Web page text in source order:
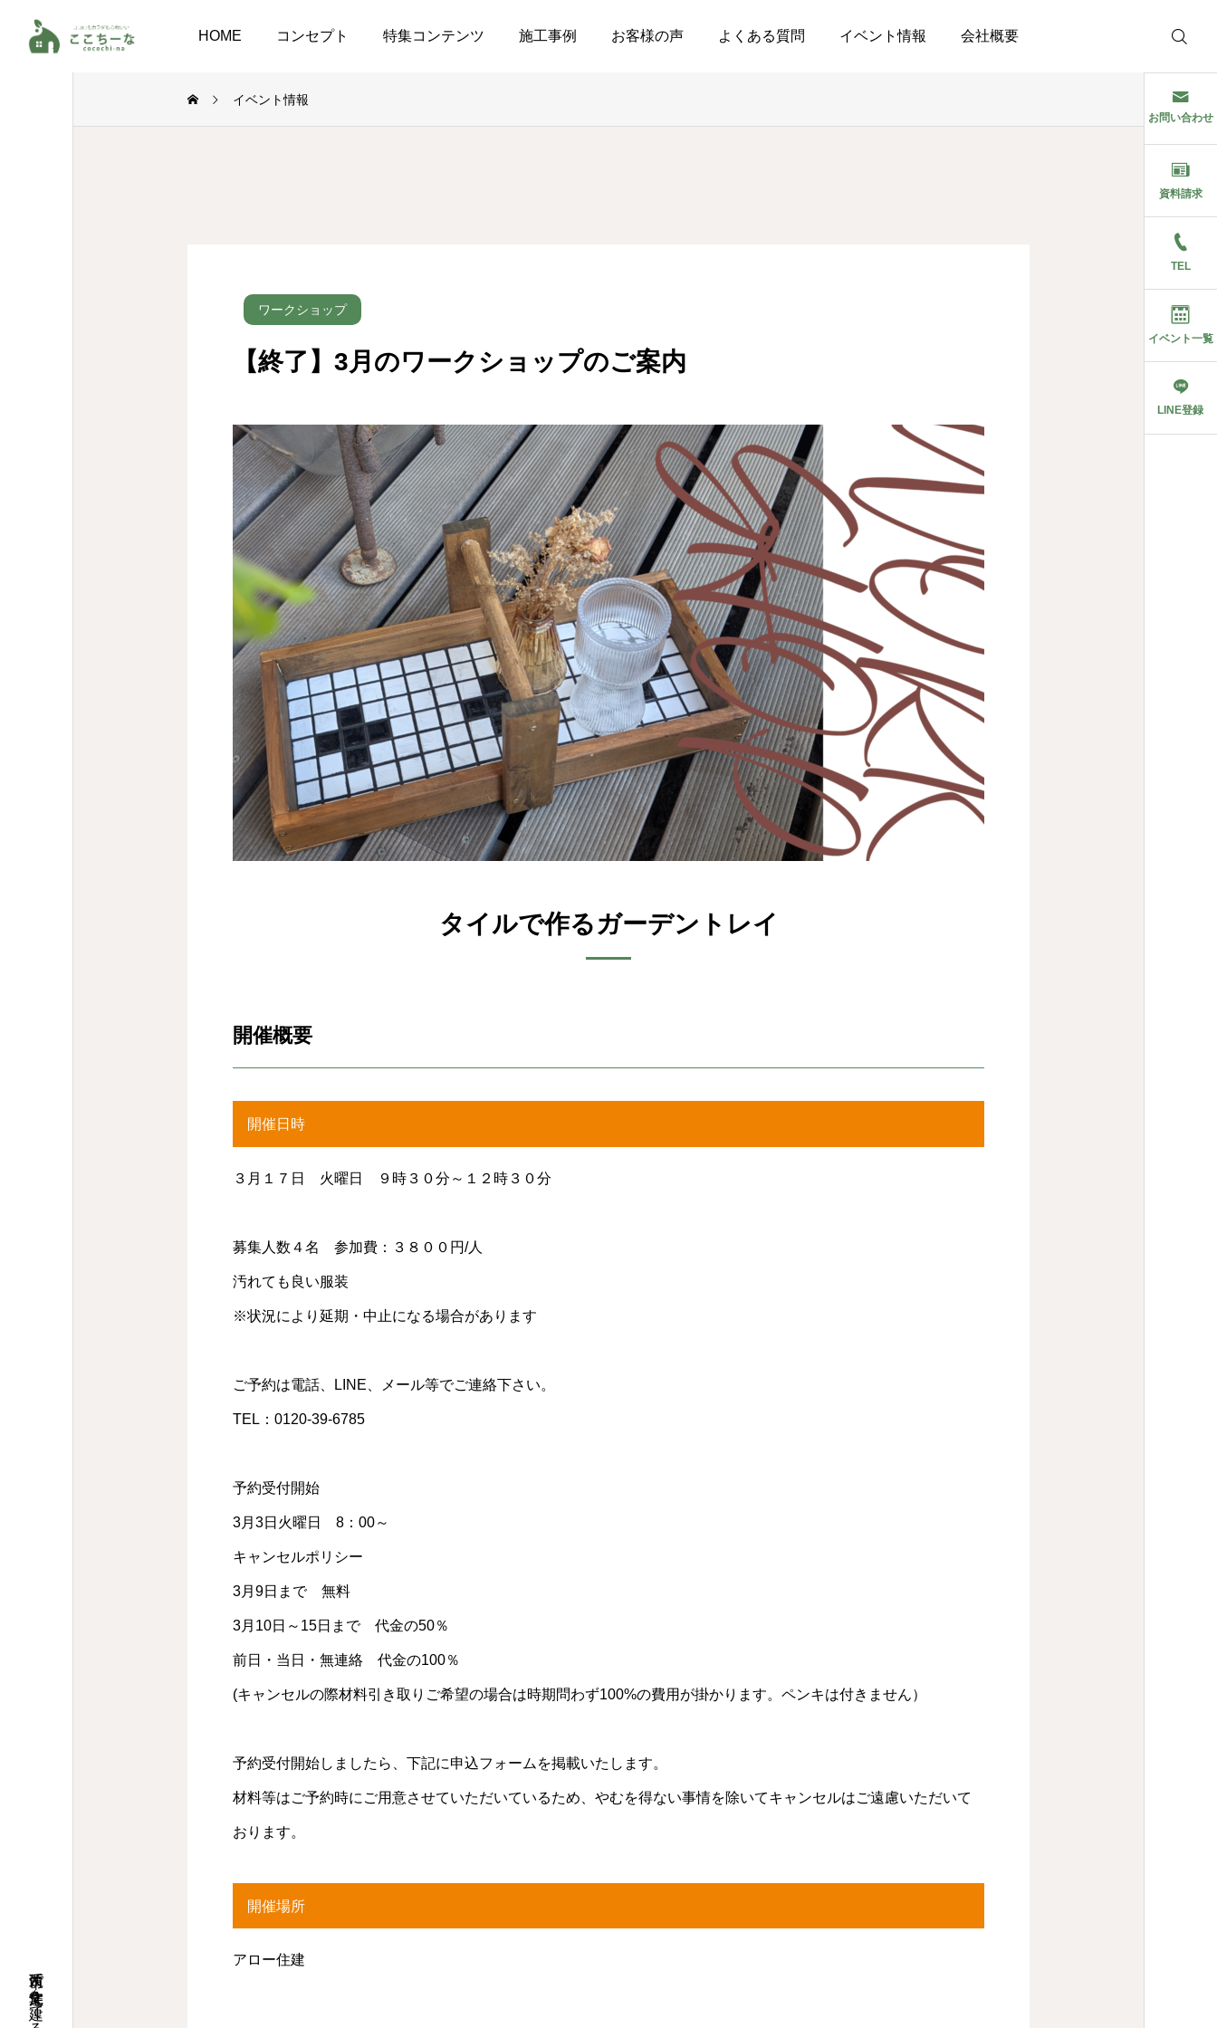
HOME コンセプト 特集コンテンツ 施工事例 お客様の声 よくある質問 イベント情報 会社概要
お問い合わせ
資料請求
TEL
イベント一覧
LINE登録
イベント情報
ワークショップ
【終了】3月のワークショップのご案内
タイルで作るガーデントレイ
開催概要
開催日時
３月１７日 火曜日 ９時３０分～１２時３０分
募集人数４名 参加費：３８００円/人
汚れても良い服装
※状況により延期・中止になる場合があります
ご予約は電話、LINE、メール等でご連絡下さい。
TEL：0120-39-6785
予約受付開始
3月3日火曜日 8：00～
キャンセルポリシー
3月9日まで 無料
3月10日～15日まで 代金の50％
前日・当日・無連絡 代金の100％
(キャンセルの際材料引き取りご希望の場合は時期問わず100%の費用が掛かります。ペンキは付きません）
予約受付開始しましたら、下記に申込フォームを掲載いたします。
材料等はご予約時にご用意させていただいているため、やむを得ない事情を除いてキャンセルはご遠慮いただいて
おります。
開催場所
アロー住建